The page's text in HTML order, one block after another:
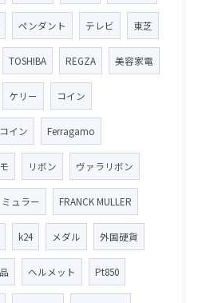
ペンダント テレビ 東芝
TOSHIBA REGZA 美容家電
ケリー コイン
イン Ferragamo
リボン ヴァラリボン
ュラー FRANCK MULLER
k24 メダル 外国硬貨
ヘルメット Pt850